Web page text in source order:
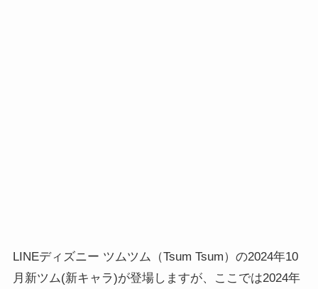
LINEディズニー ツムツム（Tsum Tsum）の2024年10
月新ツム(新キャラ)が登場しますが、ここでは2024年